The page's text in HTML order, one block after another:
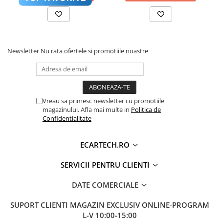
Aparate de lipit si capsat
Prelungitoare
Aeroterme
Dezumidificatoare
Boxe & Subwoofer Auto
Subwoofer Auto
Amplificatoare auto
timpul utilizării intense a funcțiilor de Split-Screen sau
YouTube.
💾
Memorie: 4GB RAM / 64 GB ROM
Pasionații de muzică vor aprecia procesorul digital
) cu egalizator pe36 de benzi
Newsletter Nu rata ofertele si promotiile noastre
Vreau sa primesc newsletter cu promotiile
magazinului. Afla mai multe in Politica de
Confidentialitate
ECARTECH.RO
SERVICII PENTRU CLIENTI
DATE COMERCIALE
SUPORT CLIENTI MAGAZIN EXCLUSIV ONLINE-PROGRAM
L-V 10:00-15:00